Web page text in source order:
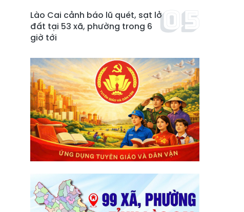
Lào Cai cảnh báo lũ quét, sạt lở
đất tại 53 xã, phường trong 6
giờ tới